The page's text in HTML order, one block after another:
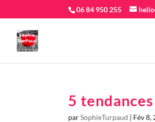
06 84 950 255
5
parSophieTurpaud | Fév 8,